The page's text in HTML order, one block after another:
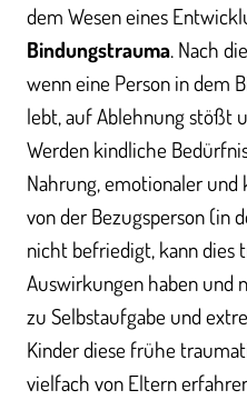
dem Wesen eines
Bindungstrauma. Nach
wenn eine Person in dem
lebt, auf Ablehnung stößt
Werden kindliche
Nahrung, emotionaler
von der Bezugsperson (in
nicht befriedigt, kann dies
Auswirkungen haben und
zu Selbstaufgabe und
Kinder diese frühe
vielfach von Eltern